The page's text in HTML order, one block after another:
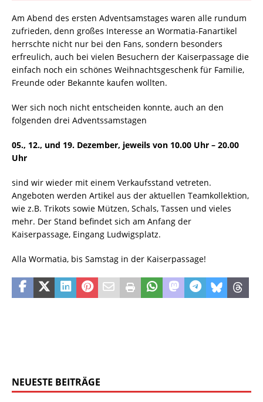
Am Abend des ersten Adventsamstages waren alle rundum
zufrieden, denn großes Interesse an Wormatia-Fanartikel
herrschte nicht nur bei den Fans, sondern besonders
erfreulich, auch bei vielen Besuchern der Kaiserpassage die
einfach noch ein schönes Weihnachtsgeschenk für Familie,
Freunde oder Bekannte kaufen wollten.
Wer sich noch nicht entscheiden konnte, auch an den
folgenden drei Adventssamstagen
05., 12., und 19. Dezember, jeweils von 10.00 Uhr – 20.00
Uhr
sind wir wieder mit einem Verkaufsstand vetreten.
Angeboten werden Artikel aus der aktuellen Teamkollektion,
wie z.B. Trikots sowie Mützen, Schals, Tassen und vieles
mehr. Der Stand befindet sich am Anfang der
Kaiserpassage, Eingang Ludwigsplatz.
Alla Wormatia, bis Samstag in der Kaiserpassage!
NEUESTE BEITRÄGE